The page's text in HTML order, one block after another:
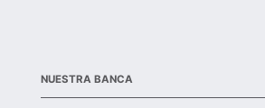
NUESTRA BANCA